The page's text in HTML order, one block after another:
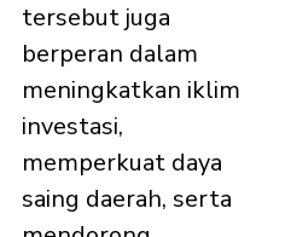
tersebut juga
berperan dalam
meningkatkan iklim
investasi,
memperkuat daya
saing daerah, serta